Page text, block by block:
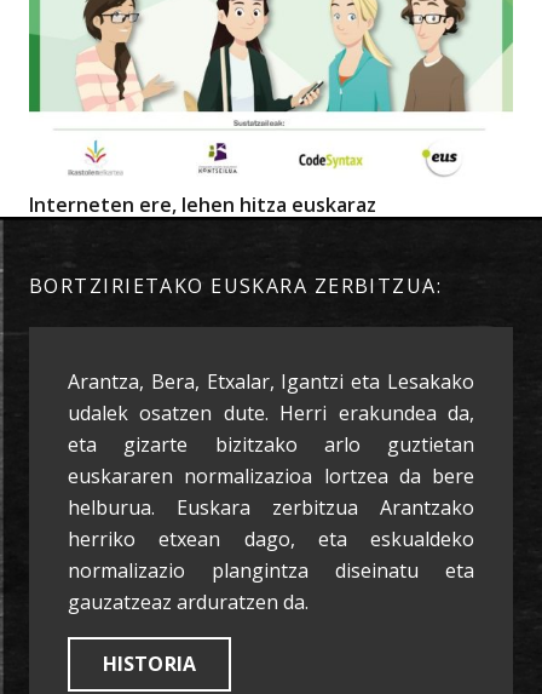
Interneten ere, lehen hitza euskaraz
BORTZIRIETAKO EUSKARA ZERBITZUA:
Arantza, Bera, Etxalar, Igantzi eta Lesakako
udalek osatzen dute. Herri erakundea da,
eta gizarte bizitzako arlo guztietan
euskararen normalizazioa lortzea da bere
helburua. Euskara zerbitzua Arantzako
herriko etxean dago, eta eskualdeko
normalizazio plangintza diseinatu eta
gauzatzeaz arduratzen da.
HISTORIA